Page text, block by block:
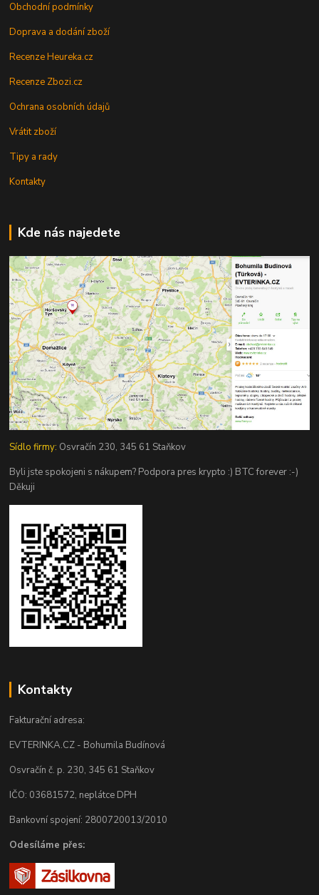
Obchodní podmínky
Doprava a dodání zboží
Recenze Heureka.cz
Recenze Zbozi.cz
Ochrana osobních údajů
Vrátit zboží
Tipy a rady
Kontakty
Kde nás najedete
Sídlo firmy: Osvračín 230, 345 61 Staňkov
Byli jste spokojeni s nákupem? Podpora pres krypto :) BTC forever :-)
Děkuji
Kontakty
Fakturační adresa:
EVTERINKA.CZ - Bohumila Budínová
Osvračín č. p. 230, 345 61 Staňkov
IČO: 03681572, neplátce DPH
Bankovní spojení: 2800720013/2010
Odesíláme přes: